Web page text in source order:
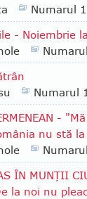
Numarul
- Noiembrie
Numarul
-
nu stă
ÎN MUNŢII
la noi nu